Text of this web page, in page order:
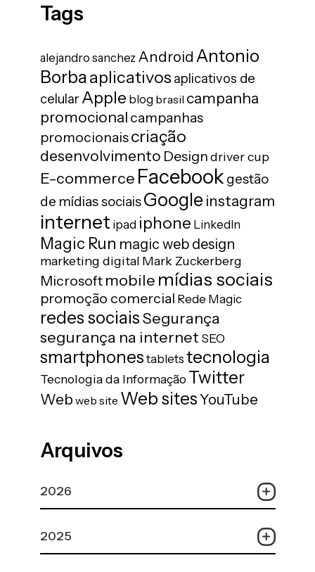
Tags
alejandro sanchez Android Antonio
Borba aplicativos aplicativos de
celular Apple blog brasil campanha
promocional campanhas
promocionaiscriação
desenvolvimento Designdriver cup
E-commerce Facebook gestão
de mídias sociaisGoogle instagram
internet ipad iphone LinkedIn
Magic Run magic web design
marketing digital Mark Zuckerberg
Microsoft mobile mídias sociais
promoção comercial Rede Magic
redes sociaisSegurança
segurança na internet SEO
smartphones tablets tecnologia
Tecnologia da Informação Twitter
Web web site Web sitesYouTube
Arquivos
2026
2025